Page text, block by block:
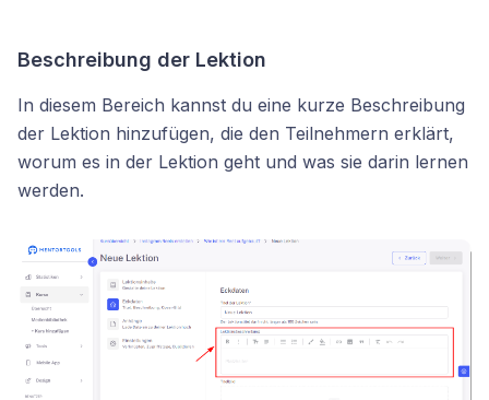
Beschreibung der Lektion
In diesem Bereich kannst du eine kurze Beschreibung
der Lektion hinzufügen, die den Teilnehmern erklärt,
worum es in der Lektion geht und was sie darin lernen
werden.